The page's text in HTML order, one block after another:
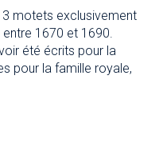
motets exclusivement
1670 et 1690.
été écrits pour la
pour la famille royale,